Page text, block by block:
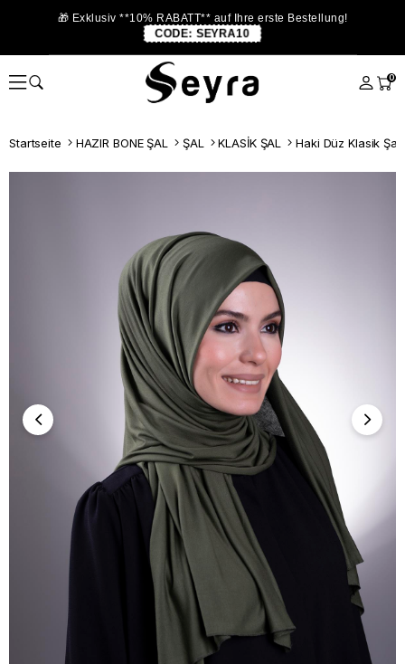
🎁 Exklusiv **10% RABATT** auf Ihre erste Bestellung!
CODE: SEYRA10
0
Startseite HAZIR BONE ŞAL ŞAL KLASİK ŞAL